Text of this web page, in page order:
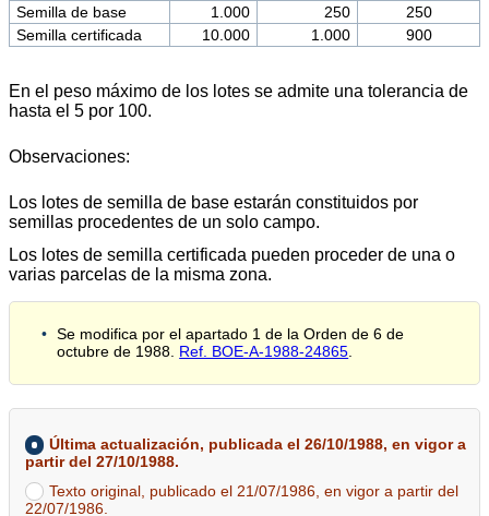
Semilla de base
1.000 250
250
Semilla certificada
10.000 1.000 900
En el peso máximo de los lotes se admite una tolerancia de
hasta el 5 por 100.
Observaciones:
Los lotes de semilla de base estarán constituidos por
semillas procedentes de un solo campo.
Los lotes de semilla certificada pueden proceder de una o
varias parcelas de la misma zona.
Se modifica por el apartado 1 de la Orden de 6 de
octubre de 1988. Ref. BOE-A-1988-24865.
Última actualización, publicada el 26/10/1988, en vigor a
partir del 27/10/1988.
Texto original, publicado el 21/07/1986, en vigor a partir del
22/07/1986.